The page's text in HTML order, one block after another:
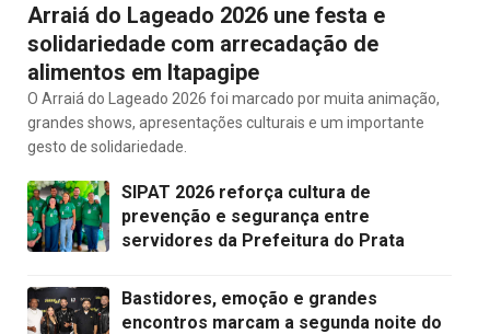
Arraiá do Lageado 2026 une festa e
solidariedade com arrecadação de
alimentos em Itapagipe
O Arraiá do Lageado 2026 foi marcado por muita animação,
grandes shows, apresentações culturais e um importante
gesto de solidariedade.
SIPAT 2026 reforça cultura de
prevenção e segurança entre
servidores da Prefeitura do Prata
Bastidores, emoção e grandes
encontros marcam a segunda noite do